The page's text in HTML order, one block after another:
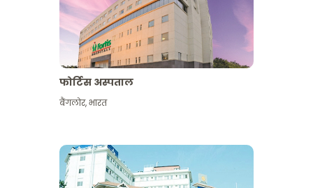
फोर्टिस अस्पताल
बैंगलोर,भारत